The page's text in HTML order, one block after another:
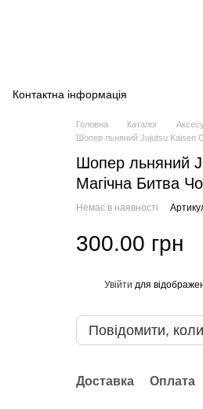
Контактна інформація
Головна Каталог
Шопер льняний Jujutsu Kaisen
Шопер льняний
Магічна Битва
Немає в наявності
300.00 грн
Увійти для
Повідомити,
Доставка Оплата